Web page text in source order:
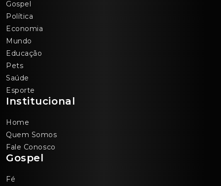
Gospel
Política
Economia
Mundo
Educação
Pets
Saúde
Esporte
Institucional
Home
Quem Somos
Fale Conosco
Gospel
Fé